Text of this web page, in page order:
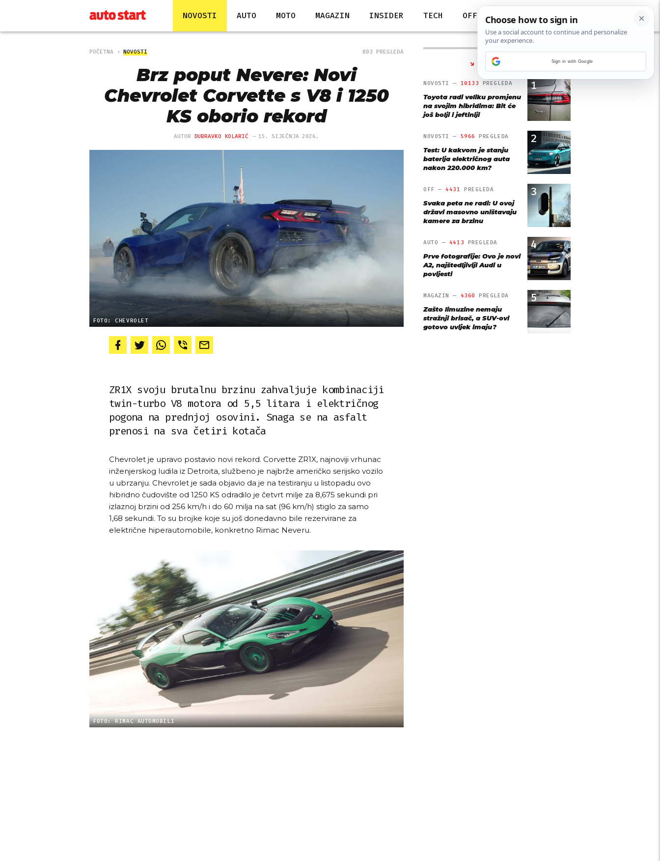
NOVOSTI AUTO MOTO MAGAZIN INSIDER TECH OFF
POČETNA NOVOSTI 803 PREGLEDA
Brz poput Nevere: Novi
Chevrolet Corvette s V8 i 1250
KS oborio rekord
AUTOR DUBRAVKO KOLARIĆ 15. SIJEČNJA 2026.
FOTO: CHEVROLET
ZR1X svoju brutalnu brzinu zahvaljuje kombinaciji
twin-turbo V8 motora od 5,5 litara i električnog
pogona na prednjoj osovini. Snaga se na asfalt
prenosi na sva četiri kotača
Chevrolet je upravo postavio novi rekord. Corvette ZR1X, najnoviji vrhunac
inženjerskog ludila iz Detroita, službeno je najbrže američko serijsko vozilo
u ubrzanju. Chevrolet je sada objavio da je na testiranju u listopadu ovo
hibridno čudovište od 1250 KS odradilo je četvrt milje za 8,675 sekundi pri
izlaznoj brzini od 256 km/h i do 60 milja na sat (96 km/h) stiglo za samo
1,68 sekundi. To su brojke koje su još donedavno bile rezervirane za
električne hiperautomobile, konkretno Rimac Neveru.
FOTO: RIMAC AUTOMOBILI
NAJČITANIJE
1
NOVOSTI — 10133 PREGLEDA
Toyota radi veliku promjenu
na svojim hibridima: Bit će
još bolji i jeftiniji
2
NOVOSTI — 5966 PREGLEDA
Test: U kakvom je stanju
baterija električnog auta
nakon 220.000 km?
3
OFF —4431 PREGLEDA
Svaka peta ne radi: U ovoj
državi masovno uništavaju
kamere za brzinu
4
AUTO — 4413 PREGLEDA
Prve fotografije: Ovo je novi
A2, najštedljiviji Audi u
povijesti
5
MAGAZIN — 4360 PREGLEDA
Zašto limuzine nemaju
stražnji brisač, a SUV-ovi
gotovo uvijek imaju?
Sign in with Google